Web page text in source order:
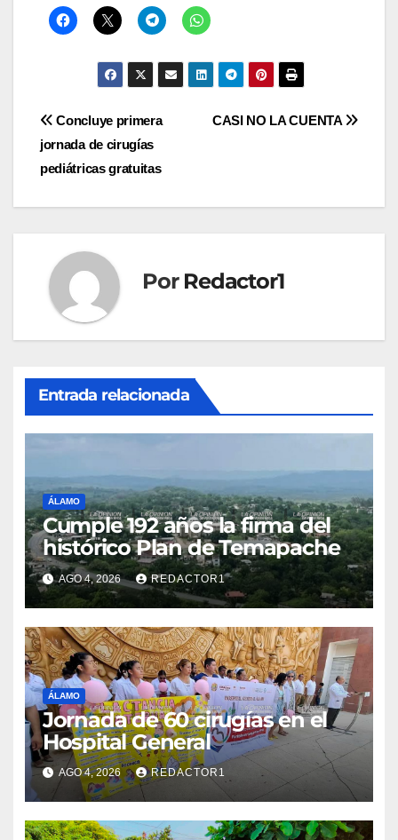
Navegación
de
entradas
CASI NO LA CUENTA
Concluye primera
jornada de cirugías
pediátricas gratuitas
Por Redactor1
Entrada relacionada
ÁLAMO
Cumple 192 años la firma del
histórico Plan de Temapache
AGO 4, 2026 REDACTOR1
ÁLAMO
Jornada de 60 cirugías en el
Hospital General
AGO 4, 2026 REDACTOR1